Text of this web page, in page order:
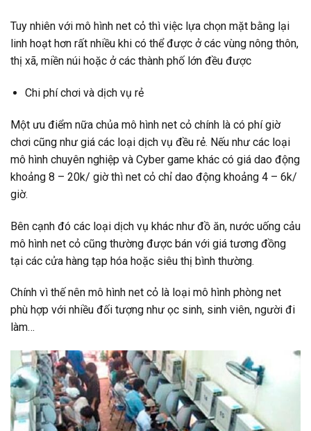
Tuy nhiên với mô hình net cỏ thì việc lựa chọn mặt bằng lại
linh hoạt hơn rất nhiều khi có thể được ở các vùng nông thôn,
thị xã, miền núi hoặc ở các thành phố lớn đều được
Chi phí chơi và dịch vụ rẻ
Một ưu điểm nữa chủa mô hình net cỏ chính là có phí giờ
chơi cũng như giá các loại dịch vụ đều rẻ. Nếu như các loại
mô hình chuyên nghiệp và Cyber game khác có giá dao động
khoảng 8 – 20k/ giờ thì net cỏ chỉ dao động khoảng 4 – 6k/
giờ.
Bên cạnh đó các loại dịch vụ khác như đồ ăn, nước uống cảu
mô hình net cỏ cũng thường được bán với giá tương đồng
tại các cửa hàng tạp hóa hoặc siêu thị bình thường.
Chính vì thế nên mô hình net cỏ là loại mô hình phòng net
phù hợp với nhiều đối tượng như ọc sinh, sinh viên, người đi
làm…